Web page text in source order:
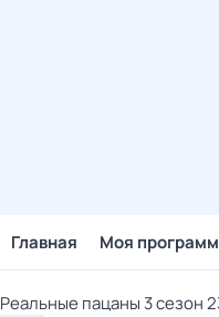
Главная Моя
Реальные пацаны 3 сезон